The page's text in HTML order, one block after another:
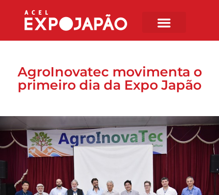
AgroInovatec movimenta o
primeiro dia da Expo Japão